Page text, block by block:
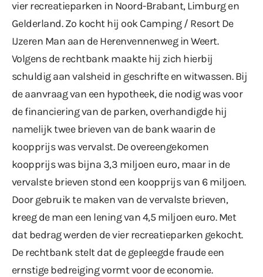
vier recreatieparken in Noord-Brabant, Limburg en
Gelderland. Zo kocht hij ook Camping / Resort De
IJzeren Man aan de Herenvennenweg in Weert.
Volgens de rechtbank maakte hij zich hierbij
schuldig aan valsheid in geschrifte en witwassen. Bij
de aanvraag van een hypotheek, die nodig was voor
de financiering van de parken, overhandigde hij
namelijk twee brieven van de bank waarin de
koopprijs was vervalst. De overeengekomen
koopprijs was bijna 3,3 miljoen euro, maar in de
vervalste brieven stond een koopprijs van 6 miljoen.
Door gebruik te maken van de vervalste brieven,
kreeg de man een lening van 4,5 miljoen euro. Met
dat bedrag werden de vier recreatieparken gekocht.
De rechtbank stelt dat de gepleegde fraude een
ernstige bedreiging vormt voor de economie.